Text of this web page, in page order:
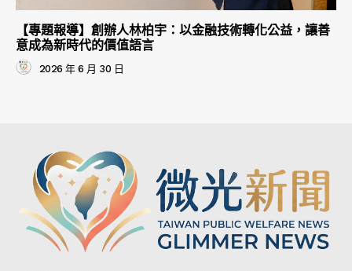
【專題報導】創辦人林柏宇：以金融技術轉化公益，讓善
意成為新時代的價值語言
2026 年 6 月 30 日